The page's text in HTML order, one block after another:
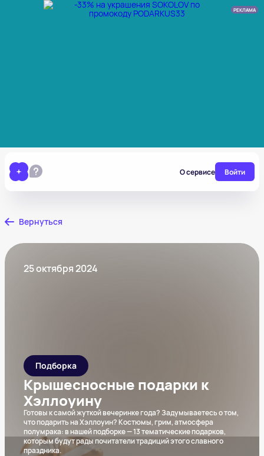
РЕКЛАМА
О сервисе Войти
Вернуться
25 октября 2024
Подборка
Крышесносные подарки к
Хэллоуину
Готовы к самой жуткой вечеринке года? Задумываетесь о том,
что подарить на Хэллоуин? Костюмы, грим, атмосфера
полумрака: в нашей подборке — 13 тематические подарков,
которым будут рады почитатели традиций этого славного
праздника.